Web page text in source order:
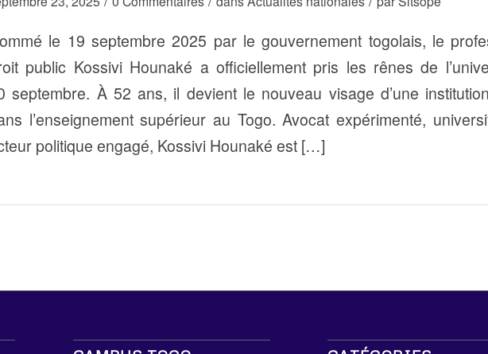
le 19 septembre 2025 par le gouvernement togolais, le
public Kossivi Hounaké a officiellement pris les rênes de
septembre. À 52 ans, il devient le nouveau visage d’une
l’enseignement supérieur au Togo. Avocat expérimenté,
politique engagé, Kossivi Hounaké est […]